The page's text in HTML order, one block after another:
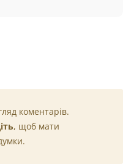
коментарів.
, щоб мати